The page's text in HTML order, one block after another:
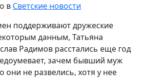
в Светские новости
поддерживают дружеские
данным, Татьяна
Радимов расстались еще год
зачем бывший муж
они не развелись, хотя у нее